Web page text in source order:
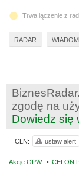
zgodę na
Dowiedz się
Akcje GPW • CELON
CLN: ustaw alert
1
Trwa łączenie z
RADAR